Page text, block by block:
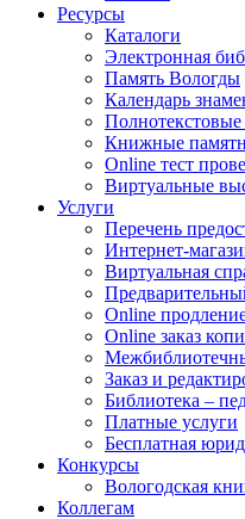
Ресурсы
Каталоги
Электронная
Память Вологды
Календарь
Книжные
Online тест
Виртуальные
Услуги
Перечень
Интернет-
Виртуальная
Online
Online заказ
Заказ и
Библиотека –
Платные услуги
Бесплатная
Конкурсы
Вологодская
Коллегам